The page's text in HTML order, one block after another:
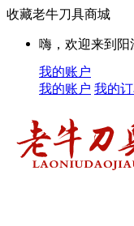
收藏老牛刀具商城
嗨，欢迎来到
我的账户
我的账户 我的